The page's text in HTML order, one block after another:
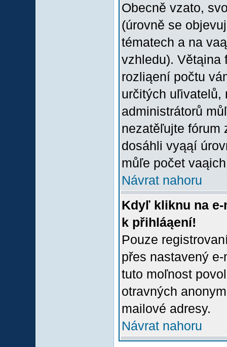
Obecně vzato,
(úrovně se
tématech a na
vzhledu). Větąina
rozliąení počtu
určitých uľivatelů,
administrátorů
nezatěľujte fórum
dosáhli vyąąí
můľe počet
Návrat nahoru
Kdyľ kliknu na
k přihláąení!
Pouze
přes nastavený
tuto moľnost
otravných
mailové adresy.
Návrat nahoru